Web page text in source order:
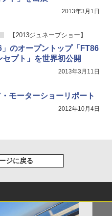
2013年3月1日
【2013ジュネーブショー】
」のオープントップ「FT86
セプト」を世界初公開
2013年3月11日
モーターショーリポート
2012年10月4日
ジに戻る